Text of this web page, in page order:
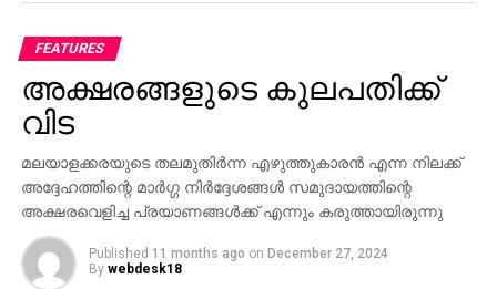
കാത്തുസൂക്ഷിക്കാം.
RELATED TOPICS:
UP NEXT
രാജ്യം നേരിടുന്നത് കടുത്ത വെല്ലുവിളി
DON'T MISS
മെസി തോറ്റു, കോലിയോട്
സ്ഥിരതയിലും സഹകരണം വർധിപ്പിക്കുന്നതിനുമുള്ള
തീരുമാനങ്ങൾ സന്ദർശനത്തിനിടയിൽ ഉണ്ടാകും
എന്നാണ് പ്രതീക്ഷിക്കുന്നത്.
രണ്ട് പ്രധാന സമ്പദ്‌വ്യവസ്ഥകളായ ഇന്ത്യയും
ചൈനയും ലോക സാമ്പത്തിക ക്രമത്തിൽ സ്ഥിരത
കൈവരിക്കുന്നതിന് ഒരുമിച്ച് പ്രവർത്തിക്കേണ്ടത്
പ്രധാനമാണെന്ന് സന്ദർശനത്തിനു മുൻപായി ജപ്പാൻ
മാധ്യമത്തിനു നൽകിയ അഭിമുഖത്തിൽ പ്രധാനമന്ത്രി
പറഞ്ഞു.
FEATURES
അക്ഷരങ്ങളുടെ കുലപതിക്ക്
വിട
മലയാളക്കരയുടെ തലമുതിര്‍ന്ന എഴുത്തുകാരന്‍ എന്ന നിലക്ക്
അദ്ദേഹത്തിന്റെ മാര്‍ഗ്ഗ നിര്‍ദ്ദേശങ്ങള്‍ സമുദായത്തിന്റെ
അക്ഷരവെളിച്ച പ്രയാണങ്ങള്‍ക്ക് എന്നും കരുത്തായിരുന്നു
Published 11 months ago on December 27, 2024
By webdesk18